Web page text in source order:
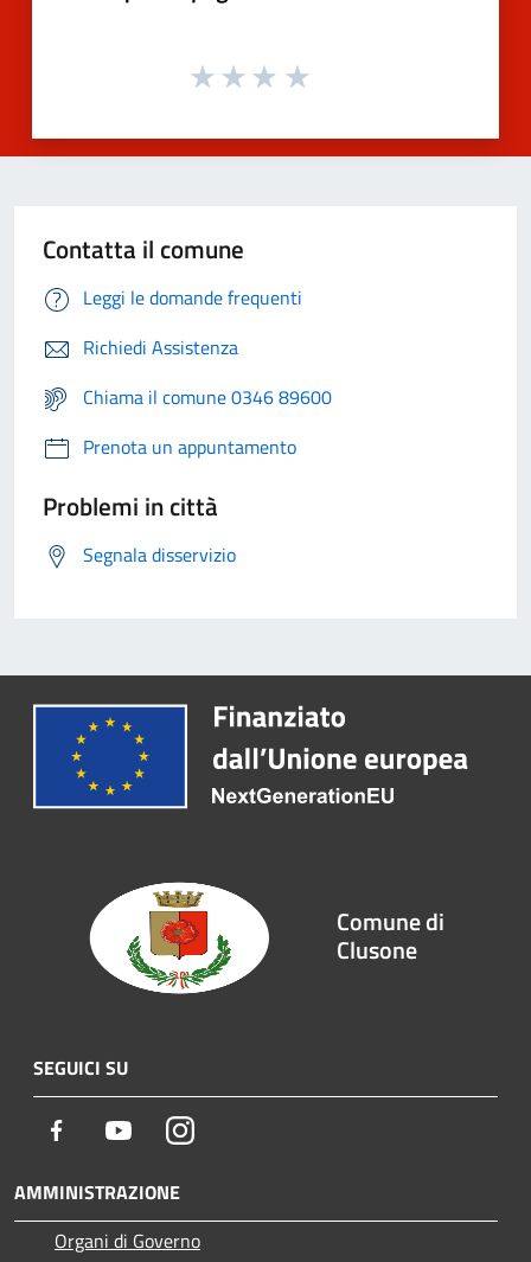
Contatta il comune
Leggi le domande frequenti
Richiedi Assistenza
Chiama il comune 0346 89600
Prenota un appuntamento
Problemi in città
Segnala disservizio
Comune di
Clusone
SEGUICI SU
Facebook YoutubeInstagram
AMMINISTRAZIONE
Organi di Governo